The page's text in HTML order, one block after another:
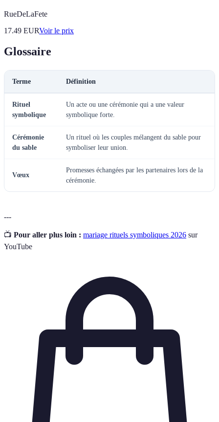
RueDeLaFete
17.49 EURVoir le prix
Glossaire
Terme Définition
Rituel
symbolique
Un acte ou une cérémonie qui a une valeur
symbolique forte.
Cérémonie
du sable
Un rituel où les couples mélangent du sable pour
symboliser leur union.
Vœux
Promesses échangées par les partenaires lors de la
cérémonie.
---
📺 Pour aller plus loin : mariage rituels symboliques 2026 sur
YouTube